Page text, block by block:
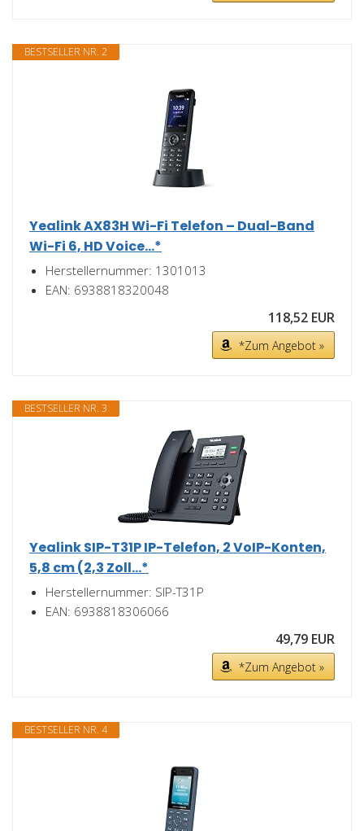
BESTSELLER NR. 2
Yealink AX83H Wi-Fi Telefon – Dual-Band
Wi-Fi 6, HD Voice...*
Herstellernummer: 1301013
EAN: 6938818320048
118,52 EUR
*Zum Angebot »
BESTSELLER NR. 3
Yealink SIP-T31P IP-Telefon, 2 VoIP-Konten,
5,8 cm (2,3 Zoll...*
Herstellernummer: SIP-T31P
EAN: 6938818306066
49,79 EUR
*Zum Angebot »
BESTSELLER NR. 4